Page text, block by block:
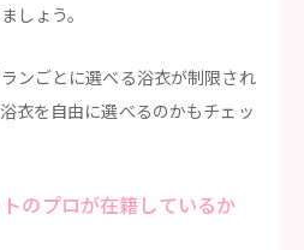
しょう。
ンごとに選べる浴衣が制限され
衣を自由に選べるのかもチェッ
のプロが在籍しているか